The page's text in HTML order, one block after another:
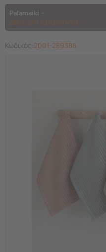
Palamaiki
Δείτε όλα τα προϊόντα
Κωδικός:2001-289386